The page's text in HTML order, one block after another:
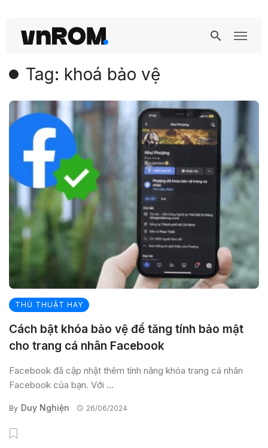
Tag: khoá bảo vệ
THỦ THUẬT HAY
Cách bật khóa bảo vệ để tăng tính bảo mật
cho trang cá nhân Facebook
Facebook đã cập nhật thêm tính năng khóa trang cá nhân
Facebook của bạn. Với ...
By Duy Nghiện 26/06/2024